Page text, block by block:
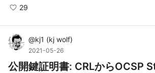
29
@kj1 (kj wolf)
2021-05-26
公開鍵証明書: CRLからOCSP